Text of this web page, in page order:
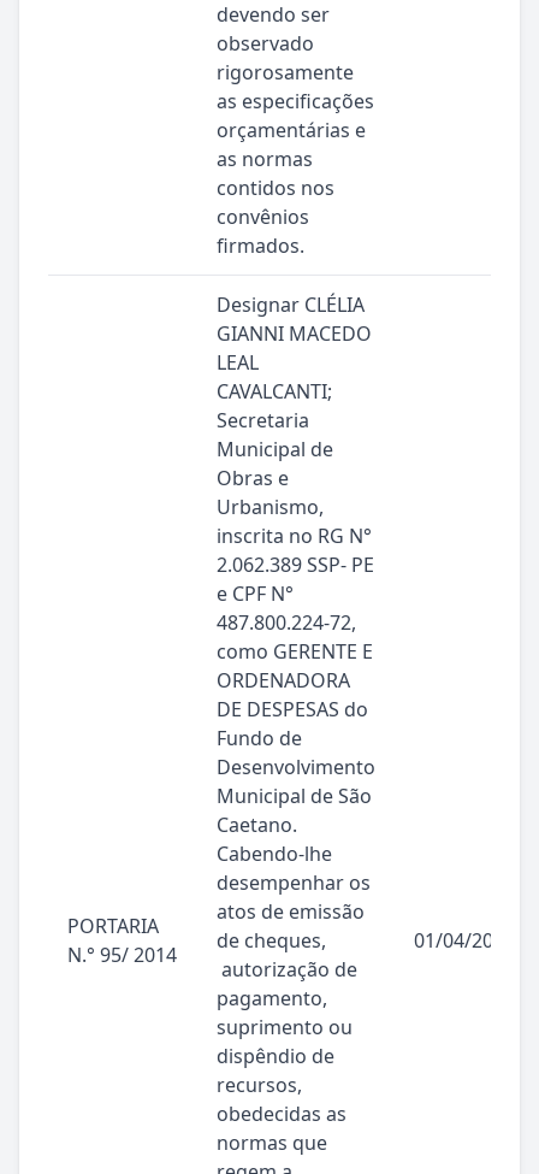
devendo ser
observado
rigorosamente
as especificações
orçamentárias e
as normas
contidos nos
convênios
firmados.
PORTARIA
N.° 95/ 2014
Designar CLÉLIA
GIANNI MACEDO
LEAL
CAVALCANTI;
Secretaria
Municipal de
Obras e
Urbanismo,
inscrita no RG N°
2.062.389 SSP- PE
e CPF N°
487.800.224-72,
como GERENTE E
ORDENADORA
DE DESPESAS do
Fundo de
Desenvolvimento
Municipal de São
Caetano.
Cabendo-lhe
desempenhar os
atos de emissão
de cheques,
autorização de
pagamento,
suprimento ou
dispêndio de
recursos,
obedecidas as
normas que
01/04/2014